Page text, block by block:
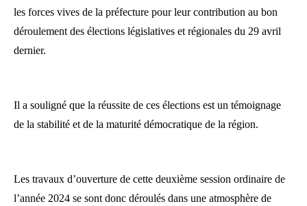
les forces vives de la préfecture pour leur contribution au bon
déroulement des élections législatives et régionales du 29 avril
dernier.
Il a souligné que la réussite de ces élections est un témoignage
de la stabilité et de la maturité démocratique de la région.
Les travaux d’ouverture de cette deuxième session ordinaire de
l’année 2024 se sont donc déroulés dans une atmosphère de